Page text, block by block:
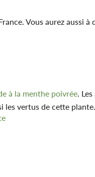
Vous aurez aussi à
à la menthe poivrée.
vertus de cette
de prendre